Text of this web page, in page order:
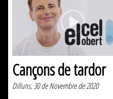
Cançons de tardor
Dilluns, 30 de Novembre de 2020